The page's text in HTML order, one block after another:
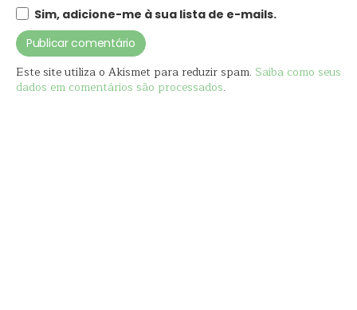
Sim, adicione-me à sua lista de e-mails.
Este site utiliza o Akismet para reduzir spam. Saiba como seus
dados em comentários são processados.